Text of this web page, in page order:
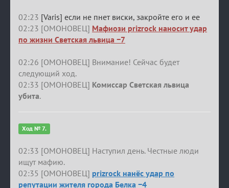
02:23 [Varis] если не пнет виски, закройте его и ее
02:23 [ОМОНОВЕЦ] Мафиози prizrock наносит удар
по жизни Светская львица −7
02:26 [ОМОНОВЕЦ] Внимание! Сейчас будет
следующий ход.
02:33 [ОМОНОВЕЦ] Комиссар Светская львица
убита.
Ход № 7.
02:33 [ОМОНОВЕЦ] Наступил день. Честные люди
ищут мафию.
02:35 [ОМОНОВЕЦ] prizrock нанёс удар по
репутации жителя города Белка −4